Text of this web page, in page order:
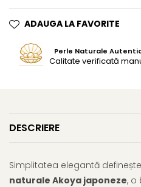
ADAUGA LA FAVORITE
Perle Naturale
Calitate verificată
DESCRIERE
Simplitatea elegantă
naturale Akoya japoneze, o